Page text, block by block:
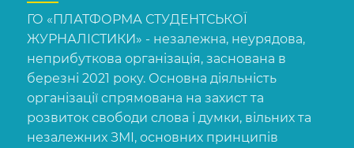
ГО «ПЛАТФОРМА СТУДЕНТСЬКОЇ
ЖУРНАЛІСТИКИ» - незалежна, неурядова,
неприбуткова організація, заснована в
березні 2021 року. Основна діяльність
організації спрямована на захист та
розвиток свободи слова і думки, вільних та
незалежних ЗМІ, основних принципів